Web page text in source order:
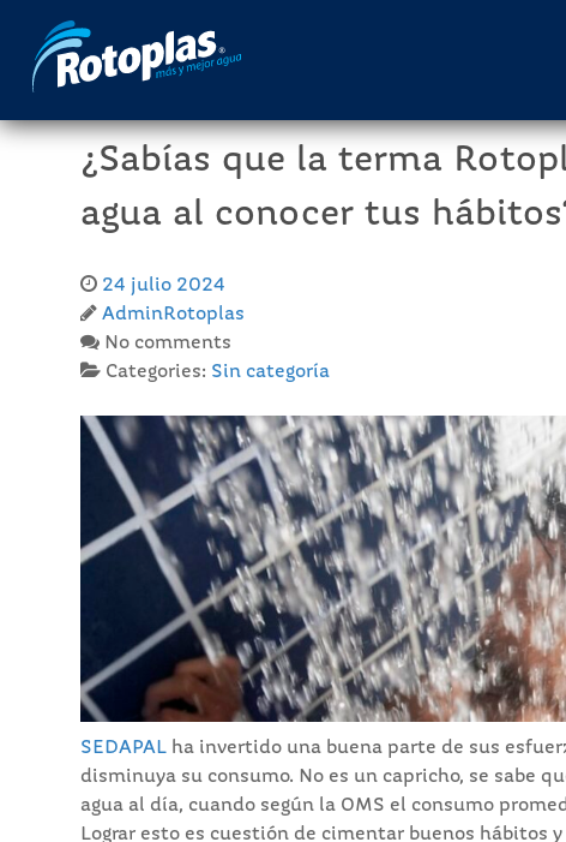
¿Sabías que la terma
agua al conocer tus
24 julio 2024
AdminRotoplas
No comments
Categories: Sin categoría
SEDAPAL ha invertido una buena parte de sus
disminuya su consumo. No es un capricho, se sabe
agua al día, cuando según la OMS el consumo
Lograr esto es cuestión de cimentar buenos